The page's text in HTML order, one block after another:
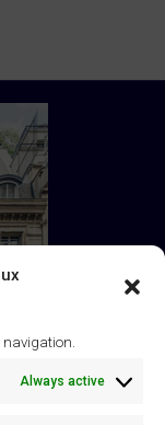
navigation.
Always active